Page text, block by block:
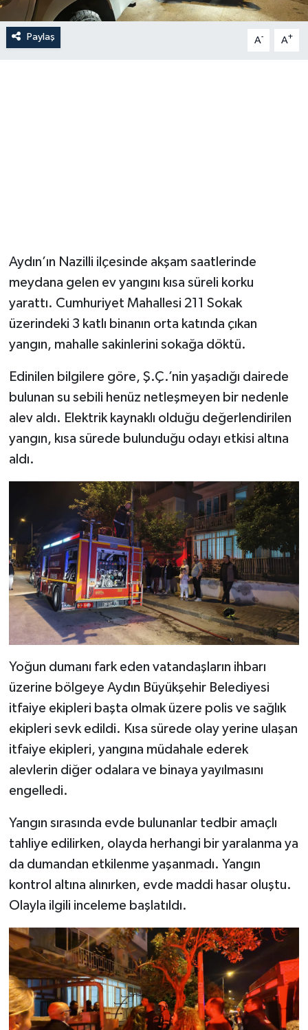
Paylaş A- A+
Aydın’ın Nazilli ilçesinde akşam saatlerinde
meydana gelen ev yangını kısa süreli korku
yarattı. Cumhuriyet Mahallesi 211 Sokak
üzerindeki 3 katlı binanın orta katında çıkan
yangın, mahalle sakinlerini sokağa döktü.
Edinilen bilgilere göre, Ş.Ç.’nin yaşadığı dairede
bulunan su sebili henüz netleşmeyen bir nedenle
alev aldı. Elektrik kaynaklı olduğu değerlendirilen
yangın, kısa sürede bulunduğu odayı etkisi altına
aldı.
Yoğun dumanı fark eden vatandaşların ihbarı
üzerine bölgeye Aydın Büyükşehir Belediyesi
itfaiye ekipleri başta olmak üzere polis ve sağlık
ekipleri sevk edildi. Kısa sürede olay yerine ulaşan
itfaiye ekipleri, yangına müdahale ederek
alevlerin diğer odalara ve binaya yayılmasını
engelledi.
Yangın sırasında evde bulunanlar tedbir amaçlı
tahliye edilirken, olayda herhangi bir yaralanma ya
da dumandan etkilenme yaşanmadı. Yangın
kontrol altına alınırken, evde maddi hasar oluştu.
Olayla ilgili inceleme başlatıldı.